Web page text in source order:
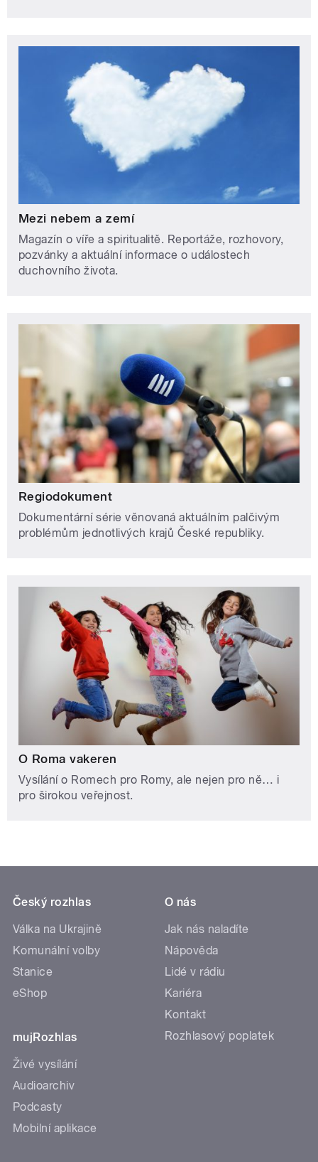
Mezi nebem a zemí
Magazín o víře a spiritualitě. Reportáže, rozhovory,
pozvánky a aktuální informace o událostech
duchovního života.
Regiodokument
Dokumentární série věnovaná aktuálním palčivým
problémům jednotlivých krajů České republiky.
O Roma vakeren
Vysílání o Romech pro Romy, ale nejen pro ně… i
pro širokou veřejnost.
Český rozhlas
Válka na Ukrajině
Komunální volby
Stanice
eShop
mujRozhlas
Živé vysílání
Audioarchiv
Podcasty
Mobilní aplikace
O nás
Jak nás naladíte
Nápověda
Lidé v rádiu
Kariéra
Kontakt
Rozhlasový poplatek